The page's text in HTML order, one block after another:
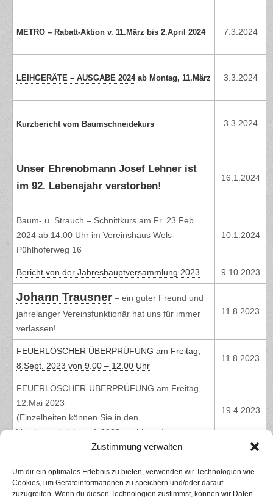
Zustimmung verwalten
Um dir ein optimales Erlebnis zu bieten, verwenden wir Technologien wie
Cookies, um Geräteinformationen zu speichern und/oder darauf
zuzugreifen. Wenn du diesen Technologien zustimmst, können wir Daten
METRO – Rabatt-Aktion v. 11.März bis 2.April 2024 7.3.2024
LEIHGERÄTE – AUSGABE 2024ab Montag, 11.März 3.3.2024
Kurzbericht vom Baumschneidekurs 3.3.2024
Unser Ehrenobmann Josef Lehner ist
im 92. Lebensjahr verstorben!
16.1.2024
Baum- u. Strauch – Schnittkurs am Fr. 23.Feb.
2024 ab 14.00 Uhr im Vereinshaus Wels-
Pühlhoferweg 16
10.1.2024
Bericht von der Jahreshauptversammlung 2023 9.10.2023
Johann Trausner – ein guter Freund und
jahrelanger Vereinsfunktionär hat uns für immer
verlassen!
11.8.2023
FEUERLÖSCHER ÜBERPRÜFUNG am Freitag,
8.Sept. 2023 von 9.00 – 12.00 Uhr
11.8.2023
FEUERLÖSCHER-ÜBERPRÜFUNG am Freitag,
12.Mai 2023
(Einzelheiten können Sie in den
Vereinsnachrichten 1-2023 nachlesen)
19.4.2023
INFORMATIONSVERANSTALTUNG
„Heizungsumstellung auf Pellets, Wärmepumpe
oder Photovoltaik
9.4.2023